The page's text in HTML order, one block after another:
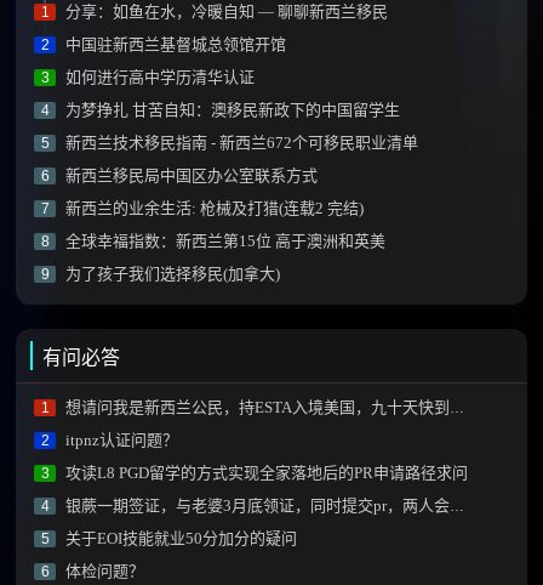
1 分享：如鱼在水，冷暖自知 — 聊聊新西兰移民
2 中国驻新西兰基督城总领馆开馆
3 如何进行高中学历清华认证
4 为梦挣扎 甘苦自知：澳移民新政下的中国留学生
5 新西兰技术移民指南 - 新西兰672个可移民职业清单
6 新西兰移民局中国区办公室联系方式
7 新西兰的业余生活: 枪械及打猎(连载2 完结)
8 全球幸福指数：新西兰第15位 高于澳洲和英美
9 为了孩子我们选择移民(加拿大)
有问必答
1 想请问我是新西兰公民，持ESTA入境美国，九十天快到了, 怎么办？
2 itpnz认证问题？
3 攻读L8 PGD留学的方式实现全家落地后的PR申请路径求问
4 银蕨一期签证，与老婆3月底领证，同时提交pr，两人会同时被拒吗？
5 关于EOI技能就业50分加分的疑问
6 体检问题？